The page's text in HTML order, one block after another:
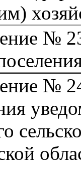
№
№